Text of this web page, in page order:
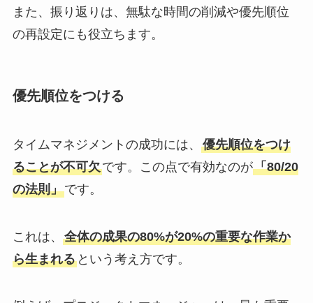
また、振り返りは、無駄な時間の削減や優先順位
の再設定にも役立ちます。
優先順位をつける
タイムマネジメントの成功には、 優先順位をつけ
ることが不可欠です。この点で有効なのが「80/20
の法則」です。
これは、 全体の成果の80%が20%の重要な作業か
ら生まれるという考え方です。